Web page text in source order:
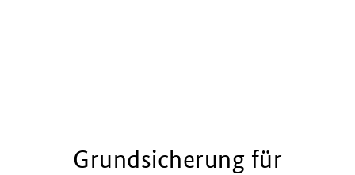
Grundsicherung für